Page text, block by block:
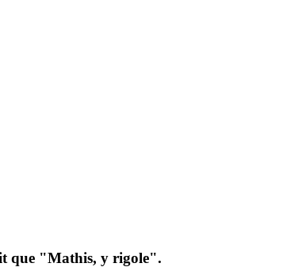
que "Mathis, y rigole".